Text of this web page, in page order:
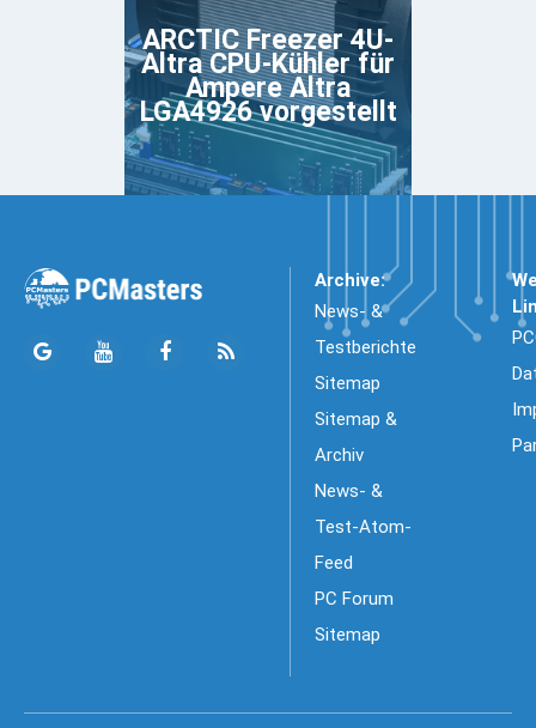
ARCTIC Freezer 4U-
Altra CPU-Kühler für
Ampere Altra
LGA4926 vorgestellt
Archive:
News- &
Testberichte
Sitemap
Sitemap &
Archiv
News- &
Test-Atom-
Feed
PC Forum
Sitemap